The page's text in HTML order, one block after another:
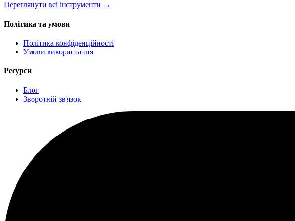
Переглянути всі інструменти →
Політика та умови
Політика конфіденційності
Умови використання
Ресурси
Блог
Зворотній зв'язок